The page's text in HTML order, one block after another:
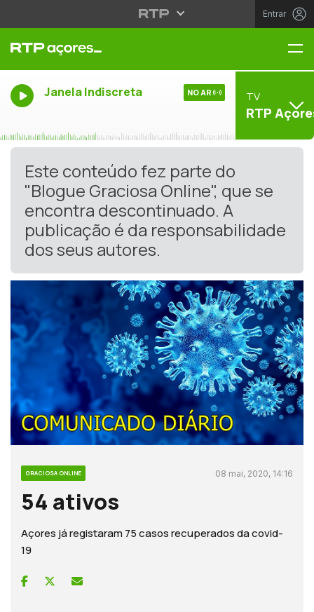
Entrar
Janela Indiscreta NO AR TV
RTP
Este conteúdo fez parte do
"Blogue Graciosa Online", que se
encontra descontinuado. A
publicação é da responsabilidade
dos seus autores.
GRACIOSA ONLINE 08 mai, 2020, 14:16
54 ativos
Açores já registaram 75 casos recuperados da covid-
19